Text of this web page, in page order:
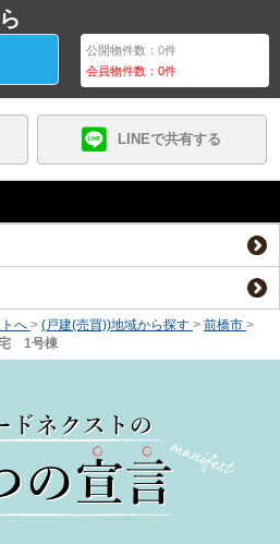
公開物件数：0件
会員物件数：0件
LINEで共有する
へ > (戸建(売買))地域から探す > 前橋市 >
1号棟